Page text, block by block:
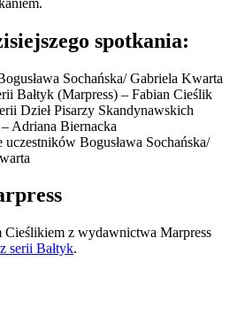
spotkania:
Sochańska/ Gabriela Kwarta
Bałtyk (Marpress) – Fabian Cieślik
Dzieł Pisarzy Skandynawskich
Adriana Biernacka
Bogusława Sochańska/
Cieślikiem z wydawnictwa Marpress
serii Bałtyk.